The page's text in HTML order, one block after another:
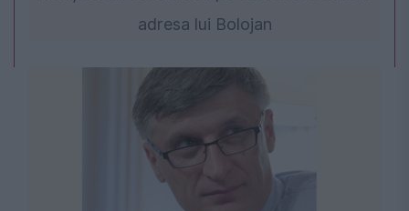
adresa lui Bolojan